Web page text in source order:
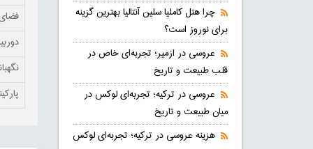
چرا هتل کاملیا سلین آنتالیا بهترین گزینه
برای نوروز است؟
عروسی در ازمیر؛ تجربه‌ای خاص در
قلب طبیعت و تاریخ
عروسی در ترکیه؛ تجربه‌ای لوکس در
میان طبیعت و تاریخ
هزینه عروسی در ترکیه؛ تجربه‌ای لوکس